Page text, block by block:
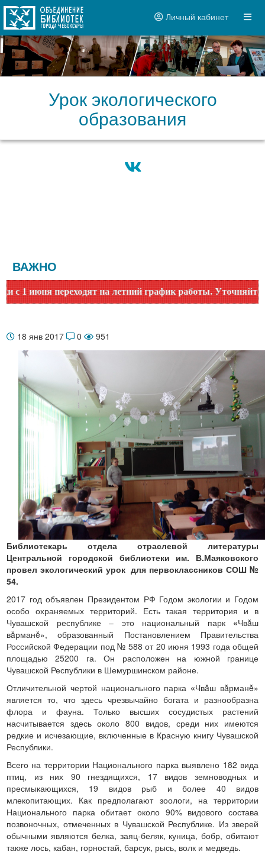
Личный кабинет
Урок экологического
образования
ВАЖНО
переходят на летний график работы. Уточняйте
18 янв 2017 0 951
Библиотекарь отдела отраслевой литературы
Центральной городской библиотеки им. В.Маяковского
провел экологический урок для первоклассников СОШ №
54.
2017 год объявлен Президентом РФ Годом экологии и Годом
особо охраняемых территорий. Есть такая территория и в
Чувашской республике – это национальный парк«Чвăш
вăрманĕ», образованный Постановлением Правительства
Российской Федерации под № 588 от 20 июня 1993 года общей
площадью 25200 га. Он расположен на южной границе
Чувашской Республики в Шемуршинском районе.
Отличительной чертой национального парка «Чвăш вăрманĕ»
является то, что здесь чрезвычайно богата и разнообразна
флора и фауна. Только высших сосудистых растений
насчитывается здесь около 800 видов, среди них имеются
редкие и исчезающие, включенные в Красную книгу Чувашской
Республики.
Всего на территории Национального парка выявлено 182 вида
птиц, из них 90 гнездящихся, 17 видов земноводных и
пресмыкающихся, 19 видов рыб и более 40 видов
млекопитающих. Как предполагают зоологи, на территории
Национального парка обитает около 90% видового состава
позвоночных, отмеченных в Чувашской Республике. Из зверей
обычными являются белка, заяц-беляк, куница, бобр, обитают
также лось, кабан, горностай, барсук, рысь, волк и медведь.